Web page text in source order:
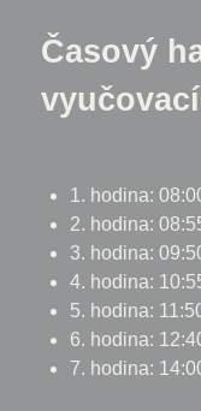
Časový
1. hodina:
2. hodina:
3. hodina:
4. hodina:
5. hodina:
6. hodina:
7. hodina: